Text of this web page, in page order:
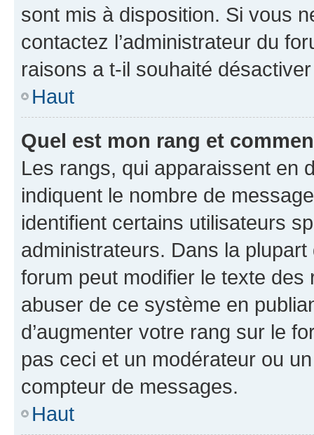
sont mis à disposition. Si vous
contactez l’administrateur du
raisons a t-il souhaité
Haut
Quel est mon rang et
Les rangs, qui apparaissent en
indiquent le nombre de
identifient certains utilisateurs
administrateurs. Dans la
forum peut modifier le texte
abuser de ce système en
d’augmenter votre rang sur le
pas ceci et un modérateur ou
compteur de messages.
Haut